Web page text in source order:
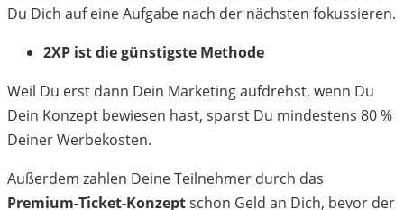
Du Dich auf eine Aufgabe nach der nächsten fokussieren.
2XP ist die günstigste Methode
Weil Du erst dann Dein Marketing aufdrehst, wenn Du
Dein Konzept bewiesen hast, sparst Du mindestens 80 %
Deiner Werbekosten.
Außerdem zahlen Deine Teilnehmer durch das
Premium-Ticket-Konzeptschon Geld an Dich, bevor der